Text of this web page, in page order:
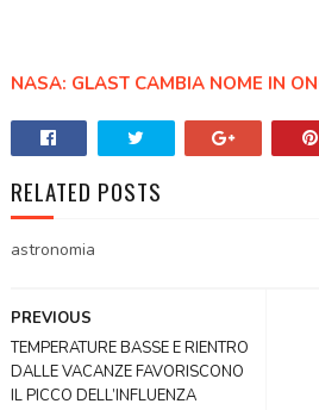
NASA: GLAST CAMBIA NOME IN
RELATED POSTS
astronomia
PREVIOUS
TEMPERATURE BASSE E RIENTRO
DALLE VACANZE FAVORISCONO
IL PICCO DELL’INFLUENZA